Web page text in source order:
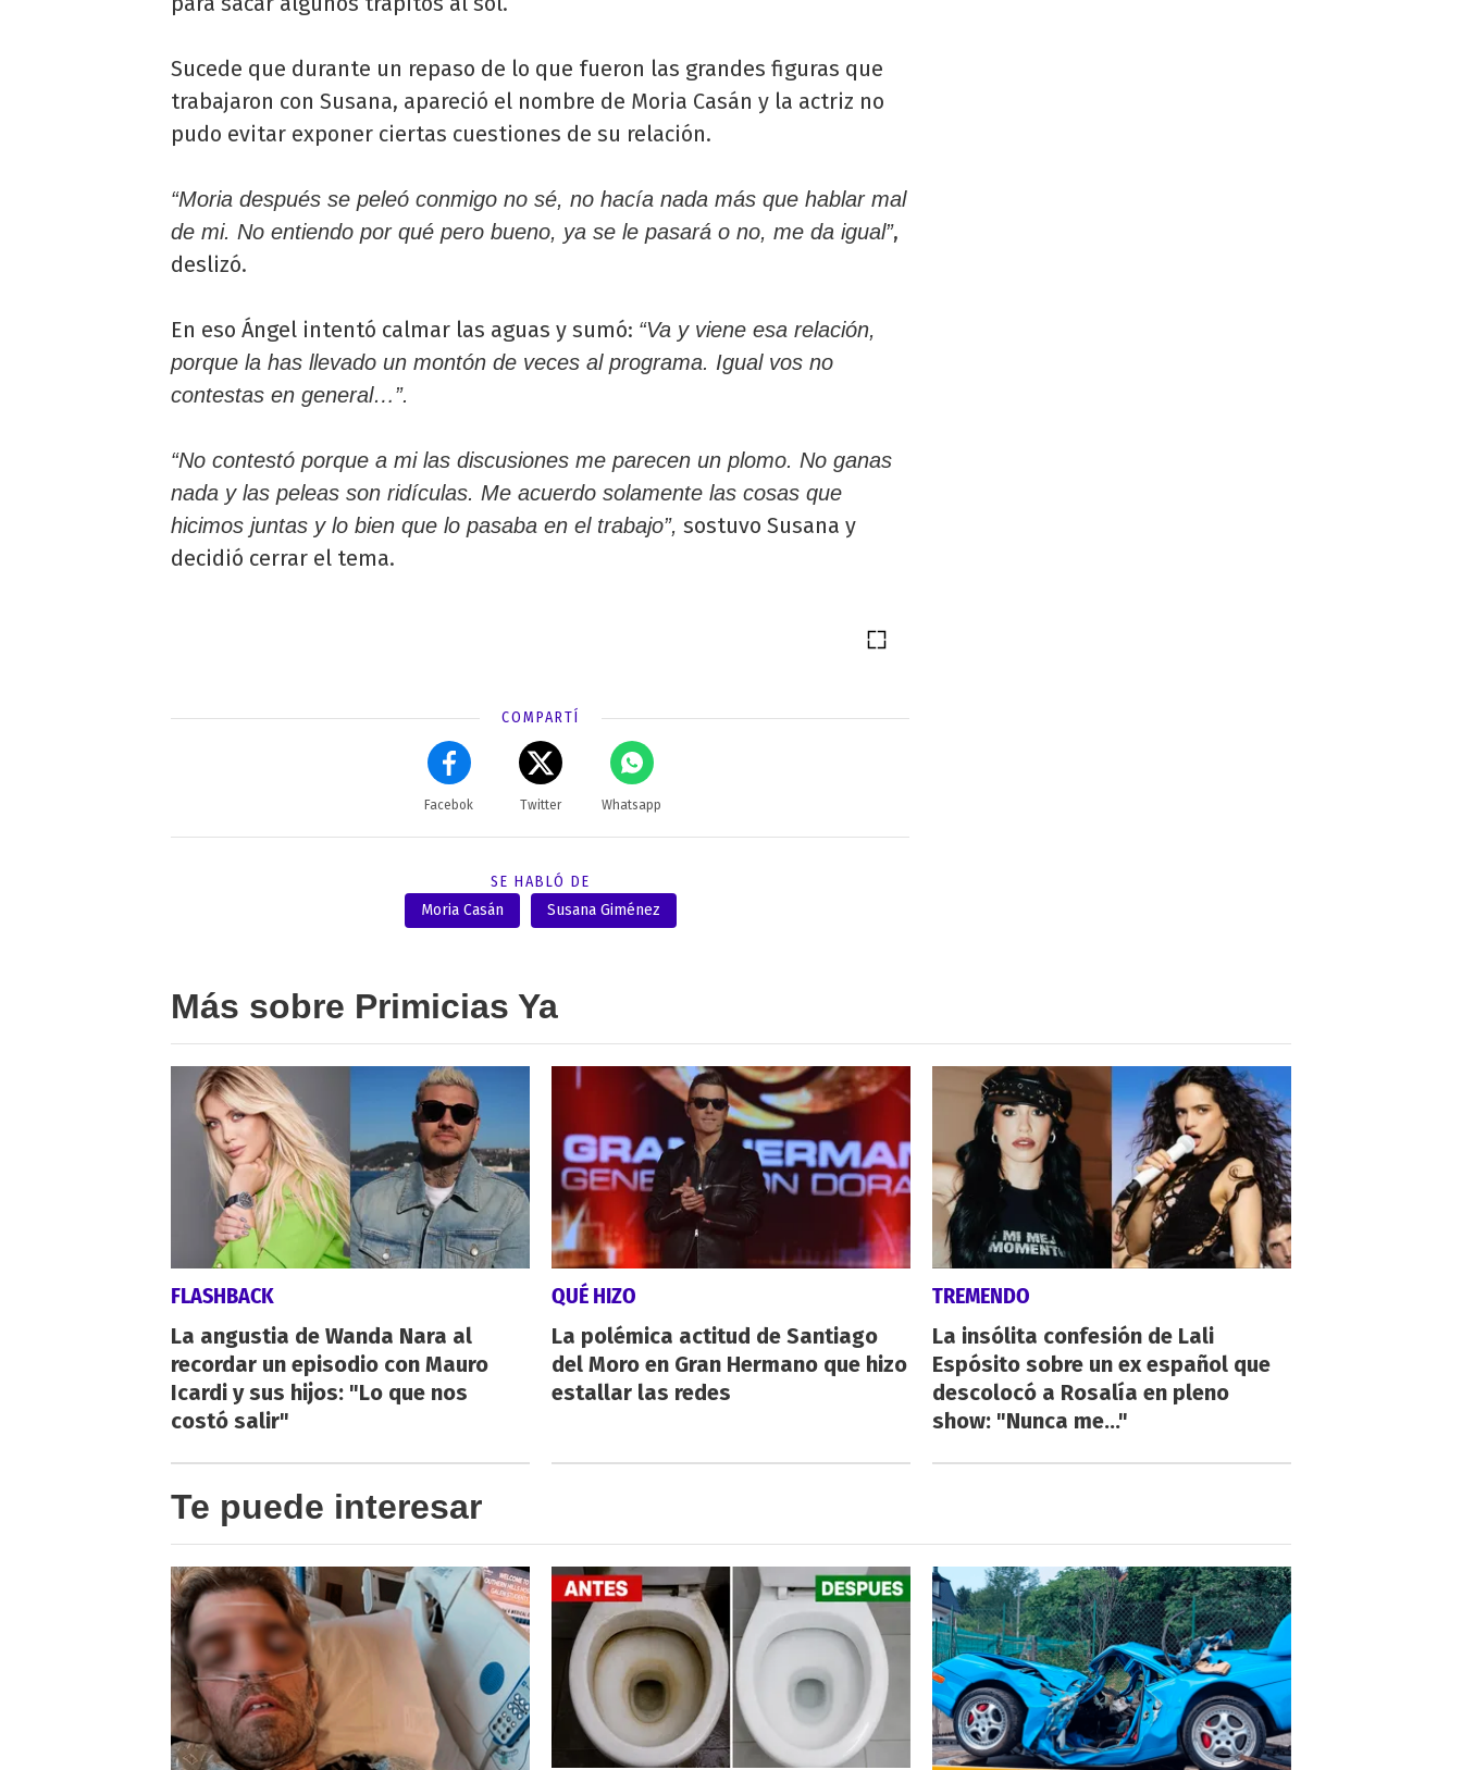
Sucede que durante un repaso de lo que fueron las grandes figuras que
trabajaron con Susana, apareció el nombre de Moria Casán y la actriz no
pudo evitar exponer ciertas cuestiones de su relación.
“Moria después se peleó conmigo no sé, no hacía nada más que hablar mal
de mi. No entiendo por qué pero bueno, ya se le pasará o no, me da igual”,
deslizó.
En eso Ángel intentó calmar las aguas y sumó: “Va y viene esa relación,
porque la has llevado un montón de veces al programa. Igual vos no
contestas en general…”.
“No contestó porque a mi las discusiones me parecen un plomo. No ganas
nada y las peleas son ridículas. Me acuerdo solamente las cosas que
hicimos juntas y lo bien que lo pasaba en el trabajo”, sostuvo Susana y
decidió cerrar el tema.
COMPARTÍ
Facebok Twitter Whatsapp
SE HABLÓ DE
Moria Casán
Susana Giménez
Más sobre Primicias Ya
FLASHBACK
La angustia de Wanda Nara al
recordar un episodio con Mauro
Icardi y sus hijos: "Lo que nos
costó salir"
QUÉ HIZO
La polémica actitud de Santiago
del Moro en Gran Hermano que hizo
estallar las redes
TREMENDO
La insólita confesión de Lali
Espósito sobre un ex español que
descolocó a Rosalía en pleno
show: "Nunca me..."
Te puede interesar